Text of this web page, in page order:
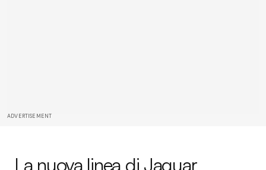
ADVERTISEMENT
La nuova linea di Jaguar